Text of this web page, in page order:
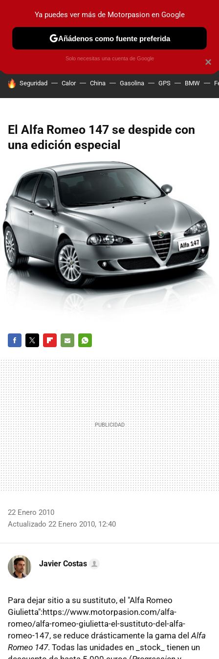
PRUEBAS COCHES ELÉCTRICOS OBSERVATORIO
HOY SE HABLA DE
Seguridad Calor China Gasolina GPS BMW
El Alfa Romeo 147 se despide con
una edición especial
MAIL
22 Enero 2010
Actualizado 22 Enero 2010, 12:40
Javier Costas
Para dejar sitio a su sustituto, el "Alfa Romeo
Giulietta":https://www.motorpasion.com/alfa-
romeo/alfa-romeo-giulietta-el-sustituto-del-alfa-
romeo-147, se reduce drásticamente la gama del Alfa
Romeo 147. Todas las unidades en _stock_ tienen un
×
Ya puedes ver más de Motorpasion en Google
Añádenos como fuente preferida
Solo necesitas una cuenta de Google